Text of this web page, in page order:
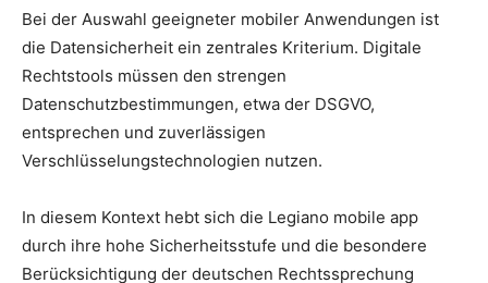
Bei der Auswahl geeigneter mobiler Anwendungen ist
die Datensicherheit ein zentrales Kriterium. Digitale
Rechtstools müssen den strengen
Datenschutzbestimmungen, etwa der DSGVO,
entsprechen und zuverlässigen
Verschlüsselungstechnologien nutzen.
In diesem Kontext hebt sich die Legiano mobile app
durch ihre hohe Sicherheitsstufe und die besondere
Berücksichtigung der deutschen Rechtssprechung